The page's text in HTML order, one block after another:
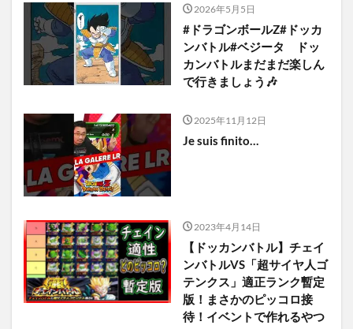
2026年5月5日
#ドラゴンボールZ#ドッカ
ンバトル#ベジータ ドッ
カンバトルまだまだ楽しん
で行きましょう🎶
2025年11月12日
Je suis finito…
2023年4月14日
【ドッカンバトル】チェイ
ンバトルVS「超サイヤ人ゴ
テンクス」適正ランク暫定
版！まさかのピッコロ接
待！イベントで作れるやつ